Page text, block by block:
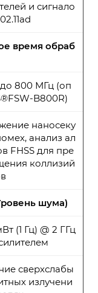
и сигнало
время обраб
800 МГц (оп
B800R)
наносеку
анализ ал
FHSS для пре
коллизий
шума)
(1 Гц) @ 2 ГГц
сверхслабы
излучени